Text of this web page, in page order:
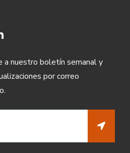
a nuestro boletín semanal y
por correo